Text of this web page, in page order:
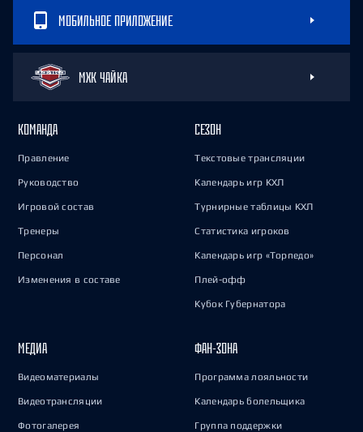
МОБИЛЬНОЕ ПРИЛОЖЕНИЕ
МХК ЧАЙКА
КОМАНДА
Правление
Руководство
Игровой состав
Тренеры
Персонал
Изменения в составе
СЕЗОН
Текстовые трансляции
Календарь игр КХЛ
Турнирные таблицы КХЛ
Статистика игроков
Календарь игр «Торпедо»
Плей-офф
Кубок Губернатора
МЕДИА
Видеоматериалы
Видеотрансляции
Фотогалерея
ФАН-ЗОНА
Программа лояльности
Календарь болельщика
Группа поддержки